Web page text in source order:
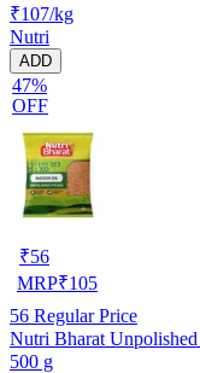
₹107/kg
Nutri
ADD
47%
OFF
₹56
MRP₹105
56 Regular Price
Nutri Bharat
500 g